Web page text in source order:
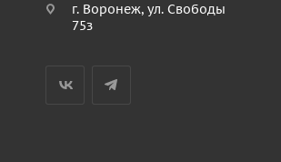
г. Воронеж, ул. Свободы
75з